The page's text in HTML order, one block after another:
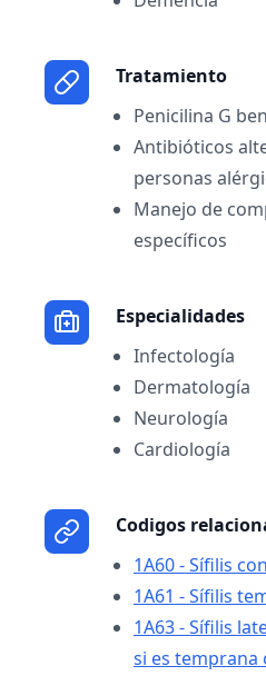
Tratamiento
Penicilina G
Antibióticos
personas
Manejo de
específicos
Especialidades
Infectología
Dermatología
Neurología
Cardiología
Codigos
1A60 - Sífilis
1A61 - Sífilis
1A63 - Sífilis
si es temprana